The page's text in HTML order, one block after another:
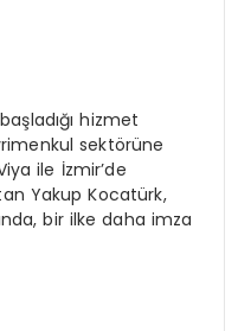
hizmet
sektörüne
ile İzmir’de
Yakup Kocatürk,
bir ilke daha imza